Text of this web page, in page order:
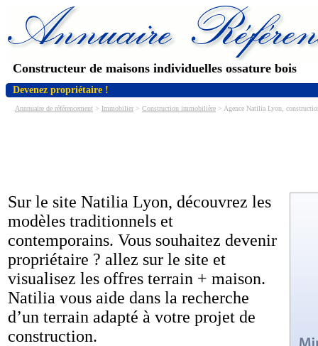
Constructeur de maisons individuelles ossature bois
Devenez propriétaire !
Annnuaire de référencement > Immobilier > Construction immobilière > Agence Natilia Lyon,
Sur le site Natilia Lyon, découvrez les
modèles traditionnels et
contemporains. Vous souhaitez devenir
propriétaire ? allez sur le site et
visualisez les offres terrain + maison.
Natilia vous aide dans la recherche
d’un terrain adapté à votre projet de
construction.